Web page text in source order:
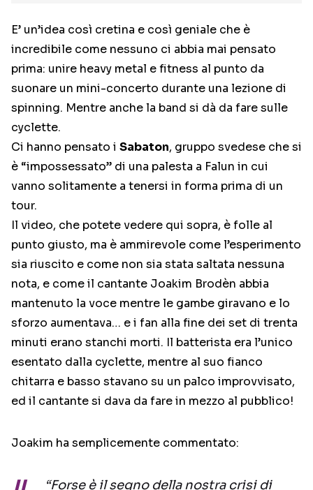
E’ un’idea così cretina e così geniale che è
incredibile come nessuno ci abbia mai pensato
prima: unire heavy metal e fitness al punto da
suonare un mini-concerto durante una lezione di
spinning. Mentre anche la band si dà da fare sulle
cyclette.
Ci hanno pensato i Sabaton, gruppo svedese che si
è “impossessato” di una palesta a Falun in cui
vanno solitamente a tenersi in forma prima di un
tour.
Il video, che potete vedere qui sopra, è folle al
punto giusto, ma è ammirevole come l’esperimento
sia riuscito e come non sia stata saltata nessuna
nota, e come il cantante Joakim Brodèn abbia
mantenuto la voce mentre le gambe giravano e lo
sforzo aumentava… e i fan alla fine dei set di trenta
minuti erano stanchi morti. Il batterista era l’unico
esentato dalla cyclette, mentre al suo fianco
chitarra e basso stavano su un palco improvvisato,
ed il cantante si dava da fare in mezzo al pubblico!
Joakim ha semplicemente commentato:
“Forse è il segno della nostra crisi di